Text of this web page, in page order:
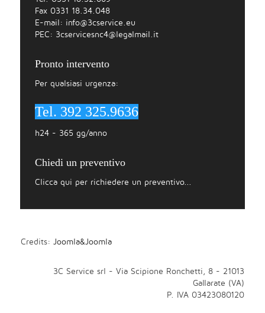
Fax 0331 18.34.048
E-mail: info@3cservice.eu
PEC: 3cservicesnc4@legalmail.it
Pronto intervento
Per qualsiasi urgenza:
Tel. 392 325.9636
h24 - 365 gg/anno
Chiedi un preventivo
Clicca qui per richiedere un preventivo...
Credits: Joomla&Joomla
3C Service srl - Via Scipione Ronchetti, 8 - 21013
Gallarate (VA)
P. IVA 03423080120